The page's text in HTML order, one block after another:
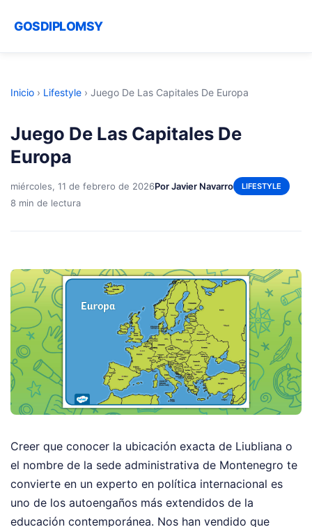
GOSDIPLOMSY
Inicio › Lifestyle › Juego De Las Capitales De Europa
Juego De Las Capitales De
Europa
miércoles, 11 de febrero de 2026Por Javier Navarro LIFESTYLE
8 min de lectura
Creer que conocer la ubicación exacta de Liubliana o
el nombre de la sede administrativa de Montenegro te
convierte en un experto en política internacional es
uno de los autoengaños más extendidos de la
educación contemporánea. Nos han vendido que